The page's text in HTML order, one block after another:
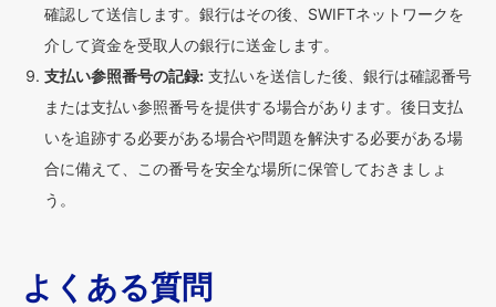
確認して送信します。銀行はその後、SWIFTネットワークを
介して資金を受取人の銀行に送金します。
支払い参照番号の記録: 支払いを送信した後、銀行は確認番号
または支払い参照番号を提供する場合があります。後日支払
いを追跡する必要がある場合や問題を解決する必要がある場
合に備えて、この番号を安全な場所に保管しておきましょ
う。
よくある質問